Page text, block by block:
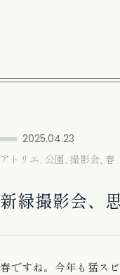
2025.04.23
アトリエ, 公園, 撮影会, 春
新緑撮影会、
春ですね。今年も猛ス